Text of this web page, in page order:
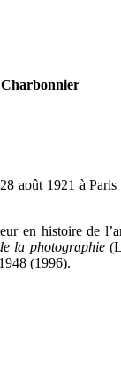
août 1921 à
en histoire de
la photographie
(1996).